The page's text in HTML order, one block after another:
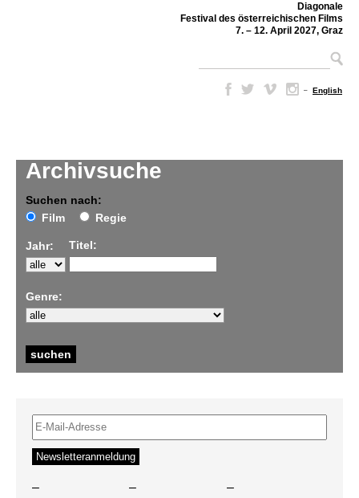
Diagonale
Festival des österreichischen Films
7. – 12. April 2027, Graz
– English
Archivsuche
Suchen nach:
Film
Regie
Jahr: Titel:
Genre:
– – –